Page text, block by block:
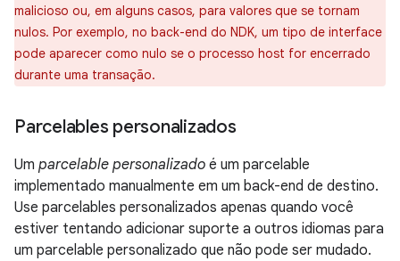
malicioso ou, em alguns casos, para valores que se tornam
nulos. Por exemplo, no back-end do NDK, um tipo de interface
pode aparecer como nulo se o processo host for encerrado
durante uma transação.
Parcelables personalizados
Um parcelable personalizado é um parcelable
implementado manualmente em um back-end de destino.
Use parcelables personalizados apenas quando você
estiver tentando adicionar suporte a outros idiomas para
um parcelable personalizado que não pode ser mudado.